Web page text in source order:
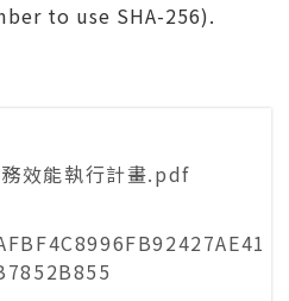
to use SHA-256).
效能執行計畫.pdf